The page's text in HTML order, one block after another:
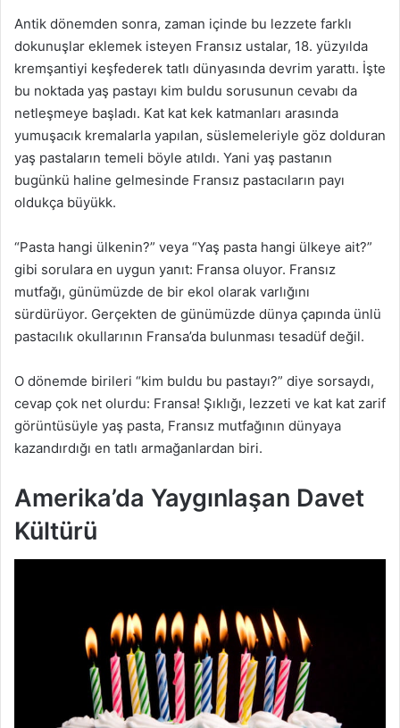
Antik dönemden sonra, zaman içinde bu lezzete farklı
dokunuşlar eklemek isteyen Fransız ustalar, 18. yüzyılda
kremşantiyi keşfederek tatlı dünyasında devrim yarattı. İşte
bu noktada yaş pastayı kim buldu sorusunun cevabı da
netleşmeye başladı. Kat kat kek katmanları arasında
yumuşacık kremalarla yapılan, süslemeleriyle göz dolduran
yaş pastaların temeli böyle atıldı. Yani yaş pastanın
bugünkü haline gelmesinde Fransız pastacıların payı
oldukça büyükk.
“Pasta hangi ülkenin?” veya “Yaş pasta hangi ülkeye ait?”
gibi sorulara en uygun yanıt: Fransa oluyor. Fransız
mutfağı, günümüzde de bir ekol olarak varlığını
sürdürüyor. Gerçekten de günümüzde dünya çapında ünlü
pastacılık okullarının Fransa’da bulunması tesadüf değil.
O dönemde birileri “kim buldu bu pastayı?” diye sorsaydı,
cevap çok net olurdu: Fransa! Şıklığı, lezzeti ve kat kat zarif
görüntüsüyle yaş pasta, Fransız mutfağının dünyaya
kazandırdığı en tatlı armağanlardan biri.
Amerika’da Yaygınlaşan Davet
Kültürü